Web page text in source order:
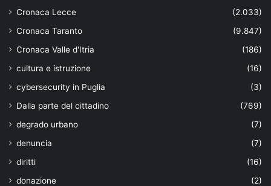
Cronaca Lecce
(2.033)
Cronaca Taranto
(9.847)
Cronaca Valle d'Itria
(186)
cultura e istruzione
(16)
cybersecurity in Puglia
(3)
Dalla parte del cittadino
(769)
degrado urbano
(7)
denuncia
(7)
diritti
(16)
donazione
(2)